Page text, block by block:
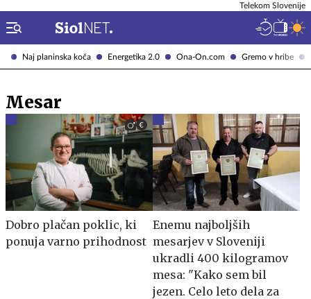
Naj planinska koča Energetika 2.0 Ona-On.com Gremo v hribe
Telekom Slovenije
Mesar
Dobro plačan poklic, ki
ponuja varno prihodnost
Enemu najboljših
mesarjev v Sloveniji
ukradli 400 kilogramov
mesa: "Kako sem bil
jezen. Celo leto dela za